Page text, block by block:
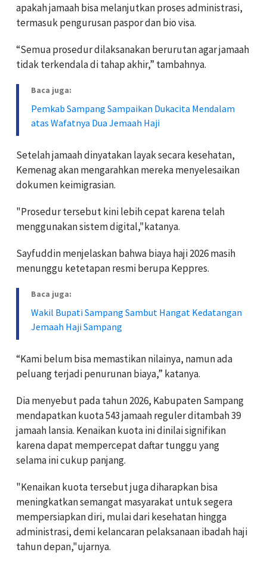
apakah jamaah bisa melanjutkan proses administrasi,
termasuk pengurusan paspor dan bio visa.
“Semua prosedur dilaksanakan berurutan agar jamaah
tidak terkendala di tahap akhir,” tambahnya.
Baca juga:
Pemkab Sampang Sampaikan Dukacita Mendalam
atas Wafatnya Dua Jemaah Haji
Setelah jamaah dinyatakan layak secara kesehatan,
Kemenag akan mengarahkan mereka menyelesaikan
dokumen keimigrasian.
"Prosedur tersebut kini lebih cepat karena telah
menggunakan sistem digital,"katanya.
Sayfuddin menjelaskan bahwa biaya haji 2026 masih
menunggu ketetapan resmi berupa Keppres.
Baca juga:
Wakil Bupati Sampang Sambut Hangat Kedatangan
Jemaah Haji Sampang
“Kami belum bisa memastikan nilainya, namun ada
peluang terjadi penurunan biaya,” katanya.
Dia menyebut pada tahun 2026, Kabupaten Sampang
mendapatkan kuota 543 jamaah reguler ditambah 39
jamaah lansia. Kenaikan kuota ini dinilai signifikan
karena dapat mempercepat daftar tunggu yang
selama ini cukup panjang.
"Kenaikan kuota tersebut juga diharapkan bisa
meningkatkan semangat masyarakat untuk segera
mempersiapkan diri, mulai dari kesehatan hingga
administrasi, demi kelancaran pelaksanaan ibadah haji
tahun depan,"ujarnya.